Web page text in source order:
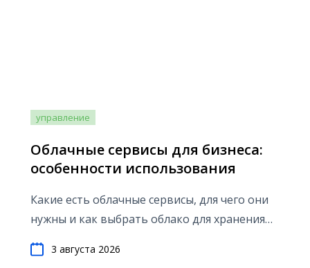
управление
Облачные сервисы для бизнеса:
особенности использования
Какие есть облачные сервисы, для чего они
нужны и как выбрать облако для хранения
3 августа 2026